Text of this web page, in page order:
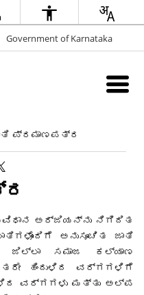
Government of Karnataka
ಪ್ರಮಾಣಪತ್ರ
ಅರ್ಜಿಯನ್ನು ನಿಗಿದಿತ
ಅನುಸೂಚಿತ ಜಾತಿ
ಜಿಲ್ಲಾ ಸಮಾಜ ಕಲ್ಯಾಣ
ಹಿಂದುಳಿದ ವರ್ಗಗಳಿಗೆ
ವರ್ಗಗಳು ಮತ್ತು ಅಲ್ಪ